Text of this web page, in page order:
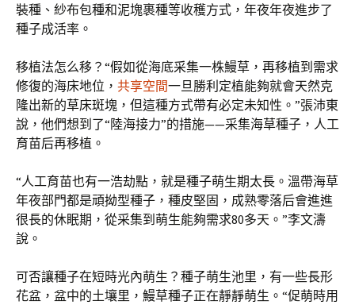
裝種、紗布包種和泥塊裹種等收穫方式，年夜年夜進步了
種子成活率。
移植法怎么移？“假如從海底采集一株鰻草，再移植到需求
修復的海床地位， 共享空間一旦勝利定植能夠就會天然克
隆出新的草床斑塊，但這種方式帶有必定未知性。”張沛東
說，他們想到了“陸海接力”的措施——采集海草種子，人工
育苗后再移植。
“人工育苗也有一浩劫點，就是種子萌生期太長。溫帶海草
年夜部門都是頑拗型種子，種皮堅固，成熟零落后會進進
很長的休眠期，從采集到萌生能夠需求80多天。”李文濤
說。
可否讓種子在短時光內萌生？種子萌生池里，有一些長形
花盆，盆中的土壤里，鰻草種子正在靜靜萌生。“促萌時用